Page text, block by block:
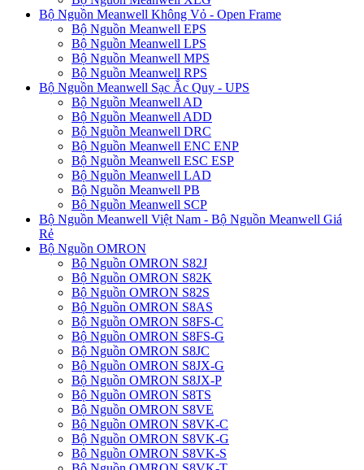
Bộ Nguồn Meanwell Không Vỏ - Open Frame
Bộ Nguồn Meanwell EPS
Bộ Nguồn Meanwell LPS
Bộ Nguồn Meanwell MPS
Bộ Nguồn Meanwell RPS
Bộ Nguồn Meanwell Sạc Ắc Quy - UPS
Bộ Nguồn Meanwell AD
Bộ Nguồn Meanwell ADD
Bộ Nguồn Meanwell DRC
Bộ Nguồn Meanwell ENC ENP
Bộ Nguồn Meanwell ESC ESP
Bộ Nguồn Meanwell LAD
Bộ Nguồn Meanwell PB
Bộ Nguồn Meanwell SCP
Bộ Nguồn Meanwell Việt Nam - Bộ Nguồn Meanwell Giá
Rẻ
Bộ Nguồn OMRON
Bộ Nguồn OMRON S82J
Bộ Nguồn OMRON S82K
Bộ Nguồn OMRON S82S
Bộ Nguồn OMRON S8AS
Bộ Nguồn OMRON S8FS-C
Bộ Nguồn OMRON S8FS-G
Bộ Nguồn OMRON S8JC
Bộ Nguồn OMRON S8JX-G
Bộ Nguồn OMRON S8JX-P
Bộ Nguồn OMRON S8TS
Bộ Nguồn OMRON S8VE
Bộ Nguồn OMRON S8VK-C
Bộ Nguồn OMRON S8VK-G
Bộ Nguồn OMRON S8VK-S